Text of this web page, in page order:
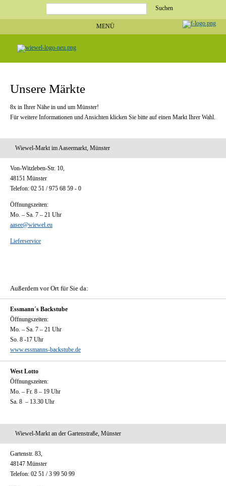
Suchbegriffe
MENÜ
Angebote
Heimat
Unsere
Stellenangebote
Stellenangebote
Ausbildung
bewerben!
Service
Unternehmen
Unternehmen
Geschäftsleitung
Historie
Zertifikate
Unsere
Impressum
Datenschutz
Unsere Märkte
8x in Ihrer Nähe in und um Münster!
Für weitere Informationen und Ansichten klicken Sie bitte auf einen Markt Ihrer Wahl.
Wiewel-Markt im Aaseemarkt, Münster
Von-Witzleben-Str. 10,
48151 Münster
Telefon: 02 51 / 975 68 59 - 0
Öffnungszeiten:
Mo. – Sa. 7 – 21 Uhr
aasee@wiewel.eu
Lieferservice
Außerdem vor Ort für Sie da:
Essmann´s Backstube
Öffnungszeiten:
Mo. – Sa. 7 – 21 Uhr
So. 8 -17 Uhr
www.essmanns-backstube.de
West Lotto
Öffnungszeiten:
Mo. – Fr. 8 – 19 Uhr
Sa. 8 – 13.30 Uhr
Wiewel-Markt an der Gartenstraße, Münster
Gartenstr. 83,
48147 Münster
Telefon: 02 51 / 3 99 50 99